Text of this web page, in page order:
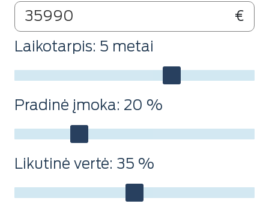
€
Laikotarpis: 5 metai
Pradinė įmoka: 20 %
Likutinė vertė: 35 %